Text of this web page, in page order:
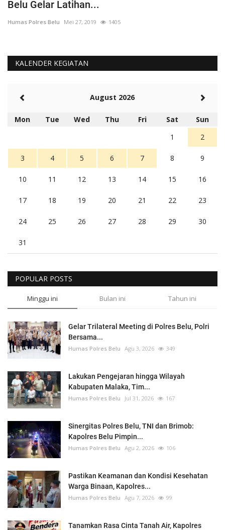
Belu Gelar Latihan...
Humas Polres Belu Mei 27, 2019 1405
KALENDER KEGIATAN
August 2026
Mon Tue Wed Thu Fri Sat
Sun
1
2
3 4 5 6 7 8 9
10 11 12 13 14 15 16
17 18 19 20 21 22 23
24 25 26 27 28 29 30
31
POPULAR POSTS
Minggu ini Bulan ini Tahun ini
Gelar Trilateral Meeting di Polres Belu, Polri
Bersama...
Humas Polres Belu Agu 3, 2026 349
Lakukan Pengejaran hingga Wilayah
Kabupaten Malaka, Tim...
Humas Polres Belu Jul 31, 2026 167
Sinergitas Polres Belu, TNI dan Brimob:
Kapolres Belu Pimpin...
Humas Polres Belu Agu 2, 2026 106
Pastikan Keamanan dan Kondisi Kesehatan
Warga Binaan, Kapolres...
Humas Polres Belu Agu 7, 2026 99
Tanamkan Rasa Cinta Tanah Air, Kapolres